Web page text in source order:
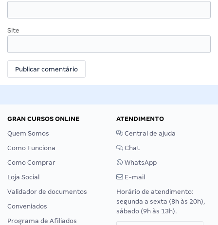
Site
GRAN CURSOS ONLINE
Quem Somos
Como Funciona
Como Comprar
Loja Social
Validador de documentos
Conveniados
Programa de Afiliados
ATENDIMENTO
Central de ajuda
Chat
WhatsApp
E-mail
Horário de atendimento:
segunda a sexta (8h às 20h),
sábado (9h às 13h).